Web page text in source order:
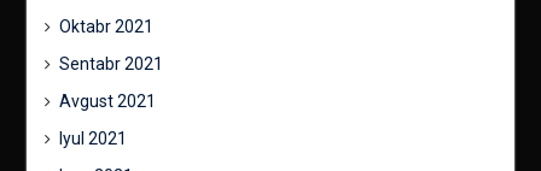
Oktabr 2021
Sentabr 2021
Avgust 2021
Iyul 2021